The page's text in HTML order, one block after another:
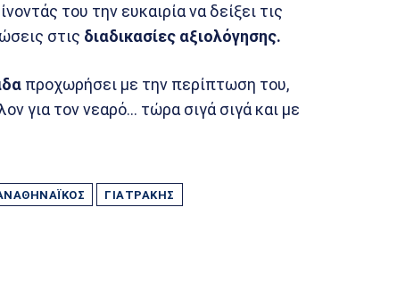
του την ευκαιρία να δείξει τις
στις διαδικασίες αξιολόγησης.
προχωρήσει με την περίπτωση του,
για τον νεαρό… τώρα σιγά σιγά και με
ΓΙΑΤΡΆΚΗΣ